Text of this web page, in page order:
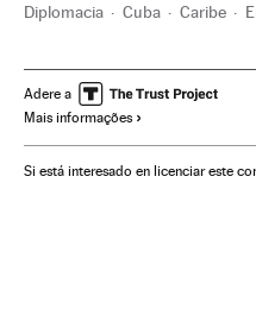
Diplomacia Cuba Caribe
Relações internacionais
Relações exteriores
Adere a
Mais informações
Si está interesado en licenciar este